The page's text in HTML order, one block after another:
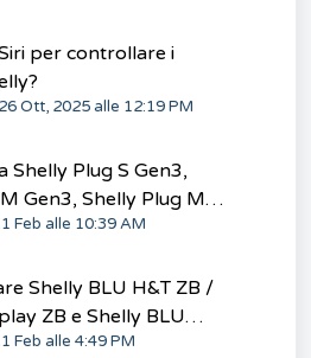
per controllare i
Ott, 2025 alle 12:19 PM
Plug S Gen3,
Gen3, Shelly Plug M
Plug S Gen3
Feb alle 10:39 AM
Shelly BLU H&T ZB /
ZB e Shelly BLU
Shelly BLU TRV
Feb alle 4:49 PM